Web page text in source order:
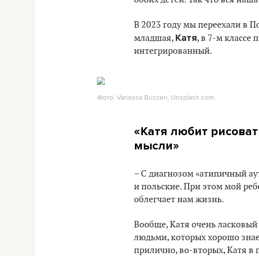
В 2023 году мы переехали в
младшая, Катя, в 7-м классе
интегрированный.
Фото: Vanessa Bucceri, Unsplash.com.
«Катя любит
мысли»
– С диагнозом «атипичный
и польские. При этом мой
облегчает нам жизнь.
Вообще, Катя очень ласковый
людьми, которых хорошо
прилично, во-вторых, Катя в